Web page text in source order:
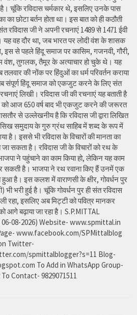
चूंकि रविदास चर्मकार थे, इसलिए उनके पास
का छोटा बर्तन होता था। इस बात को ही कठौती
रविदास जी ने अपनी रचनाएं 1489 से 1471 ईवी
यह वह दौर था, जब भारत पर लोदी वंश के शासक
इस से पहले हिंदू समाज पर कासिम, गजनवी, गौरी,
वंश, तुगलक, तैमूर के अत्याचार हो चुके थे। यह
तलवार की नोंक पर हिंदुओं का धर्म परिवर्तन कराया
संपूर्ण हिंदू समाज को एकजुट करने के लिए संत
लिखी। रविदास जी की रचनाएं यह बताती है
को आज 650 वर्ष बाद भी एकजुट करने की जरूरत
से उल्लेखनीय है कि रविदास जी द्वारा लिखित
सिख समुदाय के गुरु ग्रंथ साहिब में शब्द के रूप में
है। इससे भी रविदास के विचारों की मानता का
जा सकता है। रविदास जी के विचारों को रथ के
ने पहुंचाने का काम किया हो, लेकिन यह काम
सकती है। भाजपा ने रथ रवाना किए हैं उनमें एक
है। इस कलश में वाराणसी के क्षीर, गोवर्धन पुर
भी भरी हुई है। चूंकि गोवर्धन पुर ही संत रविदास
रहा, इसलिए अब मिट्टी को पवित्र मानकर
आगे बढ़ाया जा रहा है। S.P.MITTAL
06-08-2026) Website- www.spmittal.in
www.facebook.com/SPMittalblog
Twitter-
spmittalblogger?s=11 Blog-
To Add in WhatsApp Group-
To Contact- 9829071511